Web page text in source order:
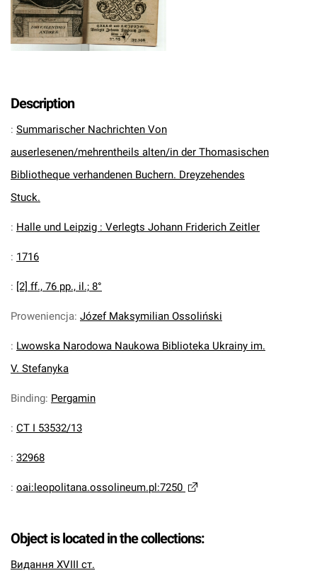
Description
: Summarischer Nachrichten Von
auserlesenen/mehrentheils alten/in der Thomasischen
Bibliotheque verhandenen Buchern. Dreyzehendes
Stuck.
: Halle und Leipzig : Verlegts Johann Friderich Zeitler
: 1716
: [2] ff., 76 pp., il.; 8°
Proweniencja: Józef Maksymilian Ossoliński
: Lwowska Narodowa Naukowa Biblioteka Ukrainy im.
V. Stefanyka
Binding: Pergamin
: CT I 53532/13
: 32968
: oai:leopolitana.ossolineum.pl:7250
Object is located in the collections:
Видання XVIII ст.